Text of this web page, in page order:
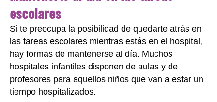
escolares
Si te preocupa la posibilidad de quedarte atrás en
las tareas escolares mientras estás en el hospital,
hay formas de mantenerse al día. Muchos
hospitales infantiles disponen de aulas y de
profesores para aquellos niños que van a estar un
tiempo hospitalizados.